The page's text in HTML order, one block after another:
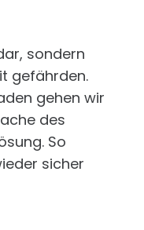
sondern
gefährden.
gehen wir
des
So
sicher